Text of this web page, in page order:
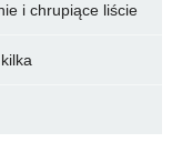
i chrupiące liście